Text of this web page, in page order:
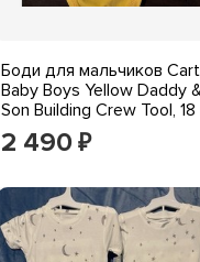
Боди для мальчиков
Baby Boys Yellow Daddy
Son Building Crew Tool,
2 490 ₽